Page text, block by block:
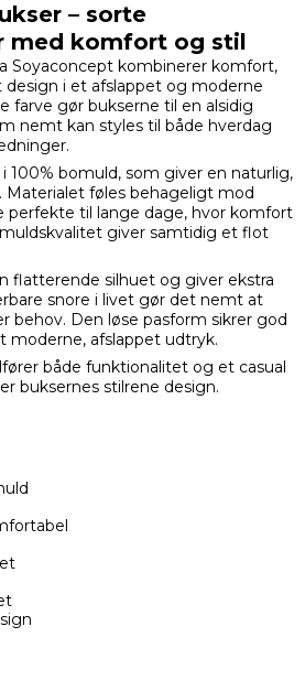
– sorte
med komfort og stil
Soyaconcept kombinerer komfort,
i et afslappet og moderne
farve gør bukserne til en alsidig
nemt kan styles til både hverdag
100% bomuld, som giver en naturlig,
Materialet føles behageligt mod
perfekte til lange dage, hvor komfort
giver samtidig et flot
flatterende silhuet og giver ekstra
snore i livet gør det nemt at
behov. Den løse pasform sikrer god
afslappet udtryk.
både funktionalitet og et casual
buksernes stilrene design.